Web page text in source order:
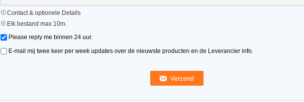
Contact & optionele Details
Elk bestand max 10m.
Please reply me binnen 24 uur.
E-mail mij twee keer per week updates over de nieuwste producten en de Leverancier info.